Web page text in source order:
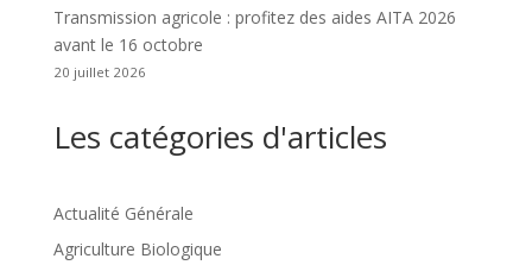
Transmission agricole : profitez des aides AITA 2026
avant le 16 octobre
20 juillet 2026
Les catégories d'articles
Actualité Générale
Agriculture Biologique